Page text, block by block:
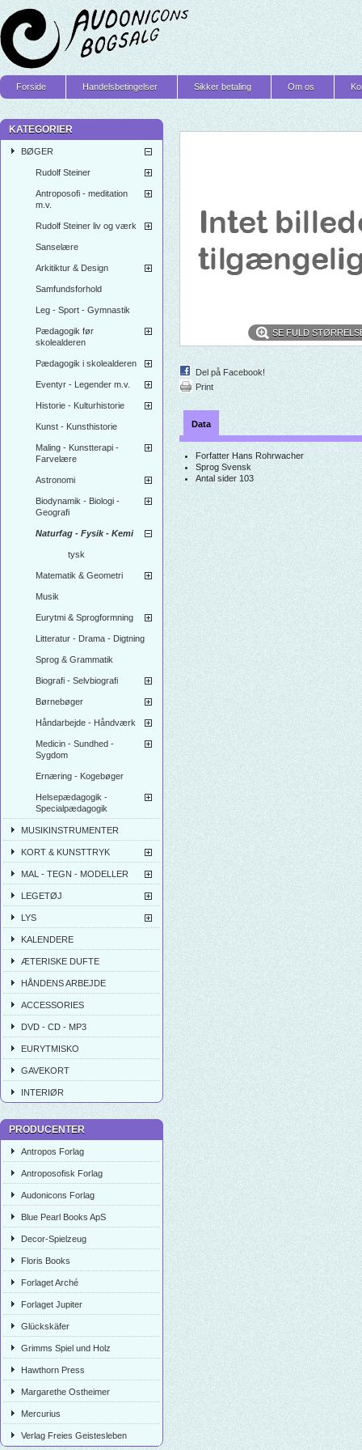
Forside Handelsbetingelser Sikker betaling Om os
KATEGORIER
BØGER
Rudolf Steiner
Antroposofi - meditation
m.v.
Rudolf Steiner liv og værk
Sanselære
Arkitiktur & Design
Samfundsforhold
Leg - Sport - Gymnastik
Pædagogik før
skolealderen
Pædagogik i skolealderen
Eventyr - Legender m.v.
Historie - Kulturhistorie
Kunst - Kunsthistorie
Maling - Kunstterapi -
Farvelære
Astronomi
Biodynamik - Biologi -
Geografi
Naturfag - Fysik - Kemi
tysk
Matematik & Geometri
Musik
Eurytmi & Sprogformning
Litteratur - Drama - Digtning
Sprog & Grammatik
Biografi - Selvbiografi
Børnebøger
Håndarbejde - Håndværk
Medicin - Sundhed -
Sygdom
Ernæring - Kogebøger
Helsepædagogik -
Specialpædagogik
MUSIKINSTRUMENTER
KORT & KUNSTTRYK
MAL - TEGN - MODELLER
LEGETØJ
LYS
KALENDERE
ÆTERISKE DUFTE
HÅNDENS ARBEJDE
ACCESSORIES
DVD - CD - MP3
EURYTMISKO
GAVEKORT
INTERIØR
PRODUCENTER
Antropos Forlag
Antroposofisk Forlag
Audonicons Forlag
Blue Pearl Books ApS
Decor-Spielzeug
Floris Books
Forlaget Arché
Forlaget Jupiter
Glückskäfer
Grimms Spiel und Holz
Hawthorn Press
Margarethe Ostheimer
Mercurius
Verlag Freies Geistesleben
SE FULD
Del på Facebook!
Print
Data
Forfatter Hans Rohrwacher
Sprog Svensk
Antal sider 103